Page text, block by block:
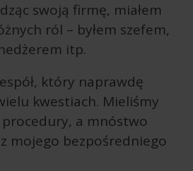
swoją firmę, miałem
ról – byłem szefem,
itp.
który naprawdę
kwestiach. Mieliśmy
a mnóstwo
mojego bezpośredniego